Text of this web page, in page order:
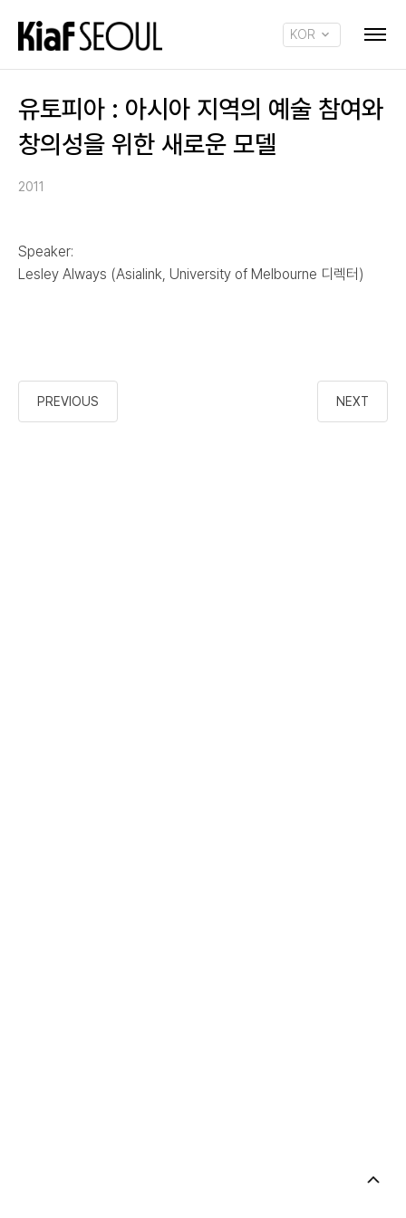
KOR
유토피아 : 아시아 지역의 예술 참여와
창의성을 위한 새로운 모델
2011
Speaker:
Lesley Always (Asialink, University of Melbourne 디렉터)
PREVIOUS NEXT